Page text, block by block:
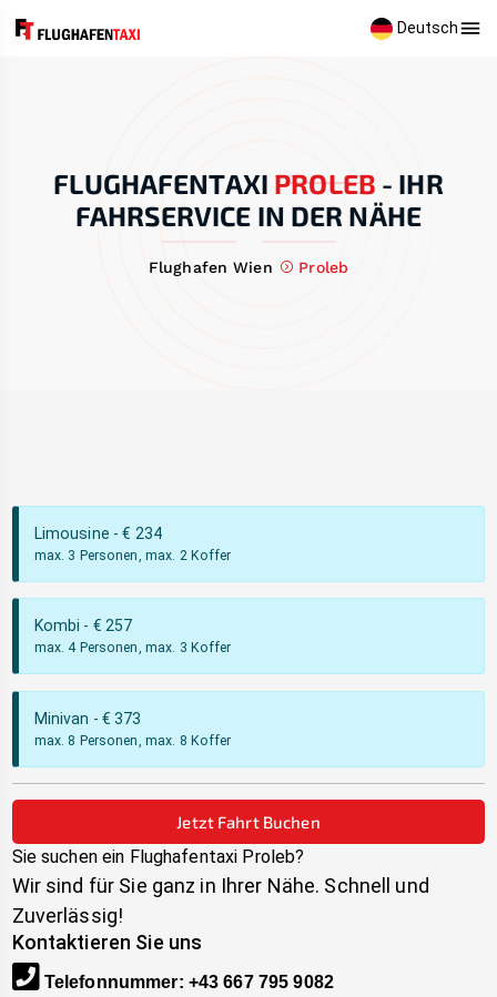
Deutsch
FLUGHAFENTAXI PROLEB - IHR
FAHRSERVICE IN DER NÄHE
Flughafen Wien Proleb
Limousine - € 234
max. 3 Personen, max. 2 Koffer
Kombi - € 257
max. 4 Personen, max. 3 Koffer
Minivan - €373
max. 8 Personen, max. 8 Koffer
Jetzt Fahrt Buchen
Sie suchen ein Flughafentaxi Proleb?
Wir sind für Sie ganz in Ihrer Nähe. Schnell und
Zuverlässig!
Kontaktieren Sie uns
Telefonnummer: +43 667 795 9082